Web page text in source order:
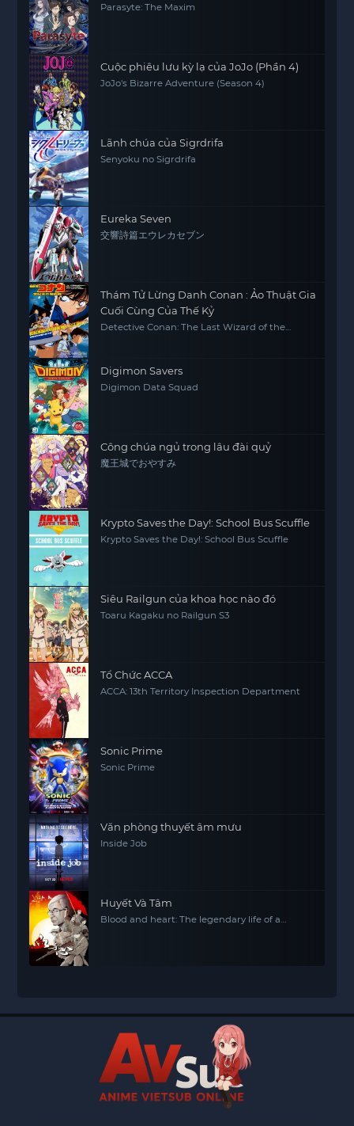
Parasyte: The Maxim
Cuộc phiêu lưu kỳ lạ của JoJo (Phần 4)
JoJo's Bizarre Adventure (Season 4)
Lãnh chúa của Sigrdrifa
Senyoku no Sigrdrifa
Eureka Seven
交響詩篇エウレカセブン
Thám Tử Lừng Danh Conan : Ảo Thuật Gia
Cuối Cùng Của Thế Kỷ
Detective Conan: The Last Wizard of the
Digimon Savers
Digimon Data Squad
Công chúa ngủ trong lâu đài quỷ
魔王城でおやすみ
Krypto Saves the Day!: School Bus Scuffle
Krypto Saves the Day!: School Bus Scuffle
Siêu Railgun của khoa học nào đó
Toaru Kagaku no Railgun S3
Tổ Chức ACCA
ACCA: 13th Territory Inspection Department
Sonic Prime
Sonic Prime
Văn phòng thuyết âm mưu
Inside Job
Huyết Và Tâm
Blood and heart: The legendary life of a